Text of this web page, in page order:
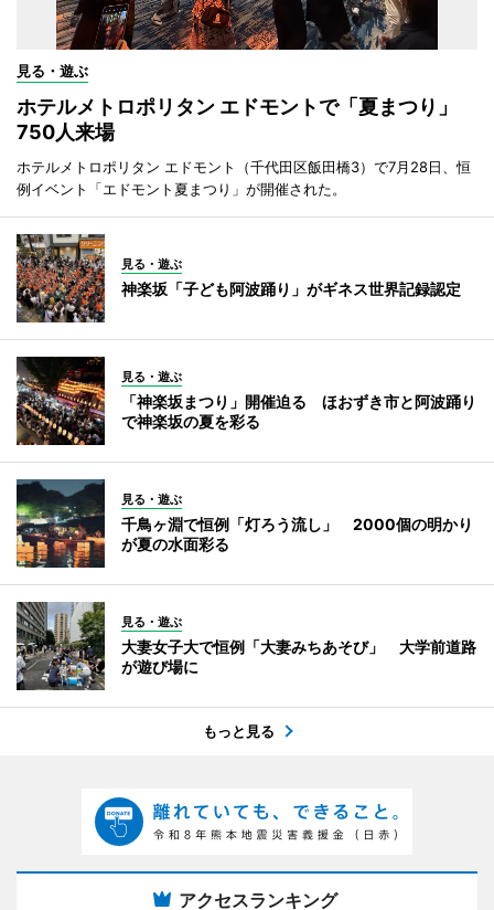
見る・遊ぶ
ホテルメトロポリタン エドモントで「夏まつり」
750人来場
ホテルメトロポリタン エドモント（千代田区飯田橋3）で7月28日、恒
例イベント「エドモント夏まつり」が開催された。
見る・遊ぶ
神楽坂「子ども阿波踊り」がギネス世界記録認定
見る・遊ぶ
「神楽坂まつり」開催迫る ほおずき市と阿波踊り
で神楽坂の夏を彩る
見る・遊ぶ
千鳥ヶ淵で恒例「灯ろう流し」 2000個の明かり
が夏の水面彩る
見る・遊ぶ
大妻女子大で恒例「大妻みちあそび」 大学前道路
が遊び場に
もっと見る
アクセスランキング